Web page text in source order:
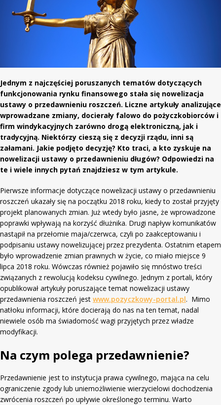
Jednym z najczęściej poruszanych tematów dotyczących
funkcjonowania rynku finansowego stała się nowelizacja
ustawy o przedawnieniu roszczeń. Liczne artykuły analizujące
wprowadzane zmiany, docierały falowo do pożyczkobiorców i
firm windykacyjnych zarówno drogą elektroniczną, jak i
tradycyjną. Niektórzy cieszą się z decyzji rządu, inni są
załamani. Jakie podjęto decyzję? Kto traci, a kto zyskuje na
nowelizacji ustawy o przedawnieniu długów? Odpowiedzi na
te i wiele innych pytań znajdziesz w tym artykule.
Pierwsze informacje dotyczące nowelizacji ustawy o przedawnieniu
roszczeń ukazały się na początku 2018 roku, kiedy to został przyjęty
projekt planowanych zmian. Już wtedy było jasne, że wprowadzone
poprawki wpływają na korzyść dłużnika. Drugi napływ komunikatów
nastąpił na przełomie maja/czerwca, czyli po zaakceptowaniu i
podpisaniu ustawy nowelizującej przez prezydenta. Ostatnim etapem
było wprowadzenie zmian prawnych w życie, co miało miejsce 9
lipca 2018 roku. Wówczas również pojawiło się mnóstwo treści
związanych z rewolucją kodeksu cywilnego. Jednym z portali, który
opublikował artykuły poruszające temat nowelizacji ustawy
przedawnienia roszczeń jest www.pozyczkowy-portal.pl. Mimo
natłoku informacji, które docierają do nas na ten temat, nadal
niewiele osób ma świadomość wagi przyjętych przez władze
modyfikacji.
Na czym polega przedawnienie?
Przedawnienie jest to instytucja prawa cywilnego, mająca na celu
ograniczenie zgody lub uniemożliwienie wierzycielowi dochodzenia
zwrócenia roszczeń po upływie określonego terminu. Warto